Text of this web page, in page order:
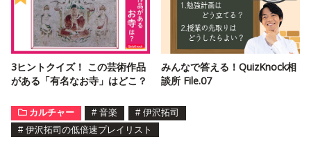
3ヒントクイズ！ この芸術作品
がある「有名なお寺」はどこ？
みんなで答える！QuizKnock相
談所 File.07
カルチャー # 音楽 # 伊沢拓司
# 伊沢拓司の低倍速プレイリスト